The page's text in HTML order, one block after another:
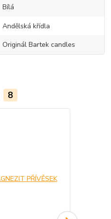
Bílá
Andělská křídla
Originál Bartek candles
8